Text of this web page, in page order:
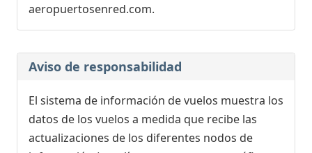
aeropuertosenred.com.
Aviso de responsabilidad
El sistema de información de vuelos muestra los
datos de los vuelos a medida que recibe las
actualizaciones de los diferentes nodos de